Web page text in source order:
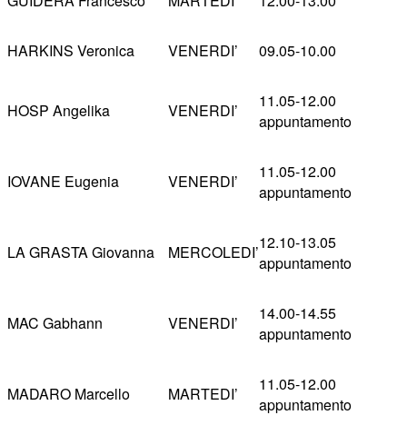
HARKINS Veronica VENERDI’ 09.05-10.00
HOSP Angelika VENERDI’
11.05-12.00
appuntamento
IOVANE Eugenia VENERDI’
11.05-12.00
appuntamento
LA GRASTA Giovanna MERCOLEDI’12.10-13.05
appuntamento
MAC Gabhann VENERDI’
14.00-14.55
appuntamento
MADARO Marcello MARTEDI’
11.05-12.00
appuntamento